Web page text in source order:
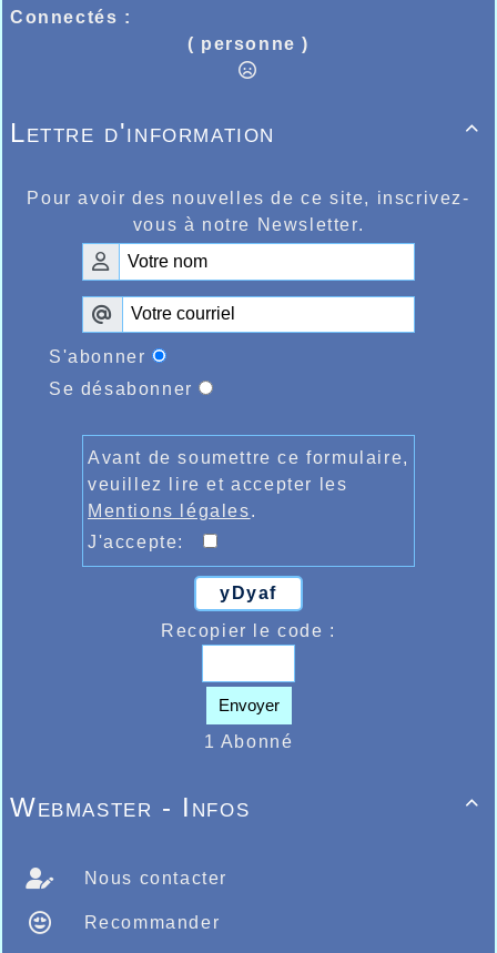
Connectés :
( personne )

Lettre d'information
Pour avoir des nouvelles de ce site, inscrivez-
vous à notre Newsletter.
S'abonner
Se désabonner
Avant de soumettre ce formulaire,
veuillez lire et accepter les
Mentions légales.
J'accepte:
yDyaf
Recopier le code :
Envoyer
1 Abonné

Webmaster - Infos
Nous contacter
Recommander